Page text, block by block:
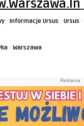
· Informacje Ursus · Ursus ·
· Warszawa
Reklama